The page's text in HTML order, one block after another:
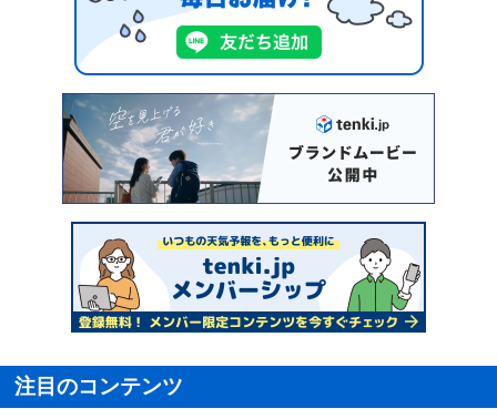
注目のコンテンツ